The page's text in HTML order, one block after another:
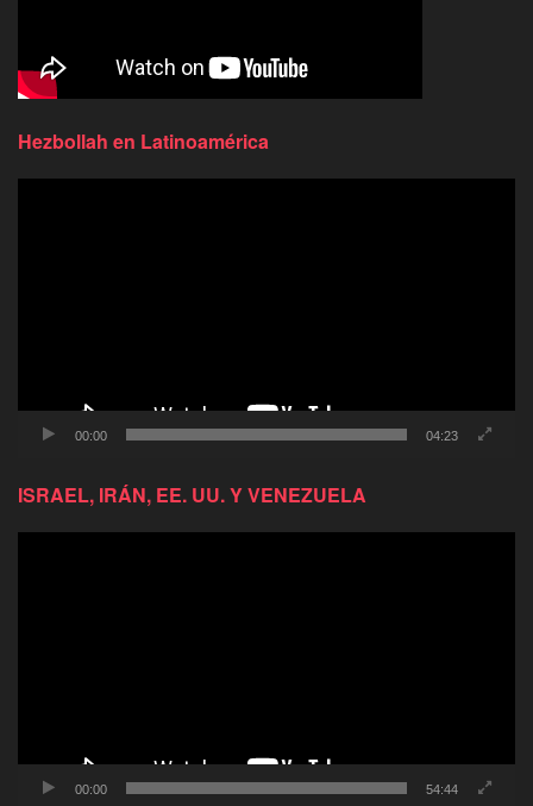
Hezbollah en Latinoamérica
00:00 04:23
ISRAEL, IRÁN, EE. UU. Y VENEZUELA
00:00 54:44